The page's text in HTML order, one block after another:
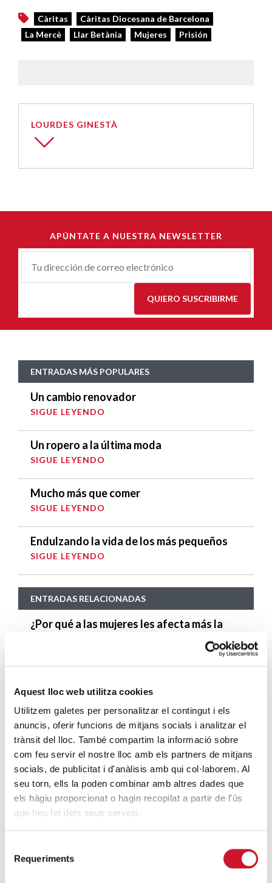
Aquest lloc web utilitza cookies
Utilitzem galetes per personalitzar el contingut i els
anuncis, oferir funcions de mitjans socials i analitzar el
trànsit del lloc. També compartim la informació sobre
com feu servir el nostre lloc amb els partners de mitjans
socials, de publicitat i d'anàlisis amb qui col·laborem. Al
seu torn, ells la poden combinar amb altres dades que
els hàgiu proporcionat o hagin recopilat a partir de l'ús
que heu fet dels seus serveis.
Requeriments
Càritas
Càritas Diocesana de Barcelona
La Mercè
Llar Betània Mujeres Prisión
LOURDES GINESTÀ
APÚNTATE A NUESTRA NEWSLETTER
Correu-
QUIERO SUSCRIBIRME
ENTRADAS MÁS POPULARES
Un cambio renovador
SIGUE LEYENDO
Un ropero a la última moda
SIGUE LEYENDO
Mucho más que comer
SIGUE LEYENDO
Endulzando la vida de los más pequeños
SIGUE LEYENDO
ENTRADAS RELACIONADAS
¿Por qué a las mujeres les afecta más la
Las fronteras que dividen
La piel como barrera
SIGUE LEYENDO
¿Cómo entendemos la participación en
Cáritas?
SIGUE LEYENDO
ÚLTIMAS ENTRADAS